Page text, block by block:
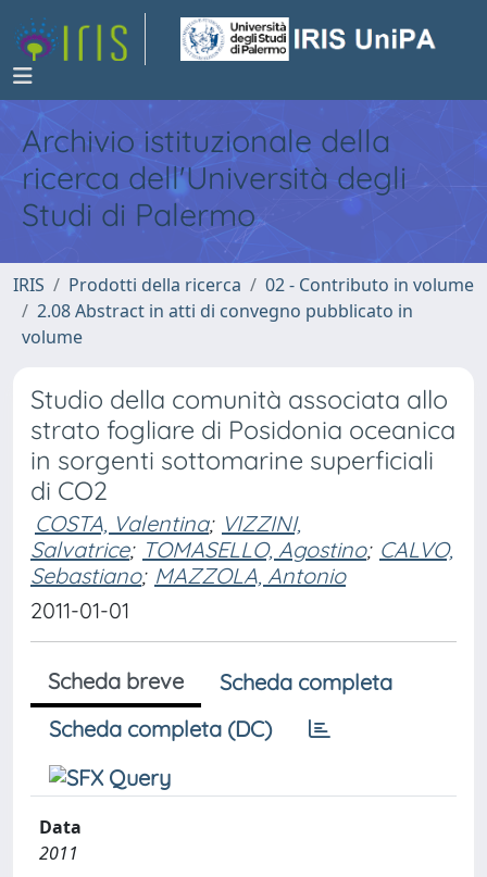
Archivio istituzionale della
ricerca dell'Università degli
Studi di Palermo
IRIS Prodotti della ricerca
02 - Contributo in volume
2.08 Abstract in atti di convegno pubblicato in
volume
Studio della comunità associata allo
strato fogliare di Posidonia oceanica
in sorgenti sottomarine superficiali
di CO2
COSTA, Valentina; VIZZINI,
Salvatrice; TOMASELLO, Agostino; CALVO,
Sebastiano; MAZZOLA, Antonio
2011-01-01
Scheda breve
Scheda completa
Scheda completa (DC)
Data
2011